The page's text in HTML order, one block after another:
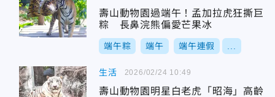
壽山動物園過端午！孟加拉虎狂撕巨
粽 長鼻浣熊偏愛芒果冰
端午粽 端午 端午連假
生活
壽山動物園明星白老虎「昭海」高齡
2026/02/24 10:49